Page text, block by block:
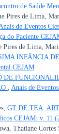
de Saúde
Pires de Lima,
de Eventos
do Paciente
de Lima,
INFÂNCIA
CEJAM
DE
Anais de
GT DE TEA:
CEJAM: v. 11
Thatiane Cortes